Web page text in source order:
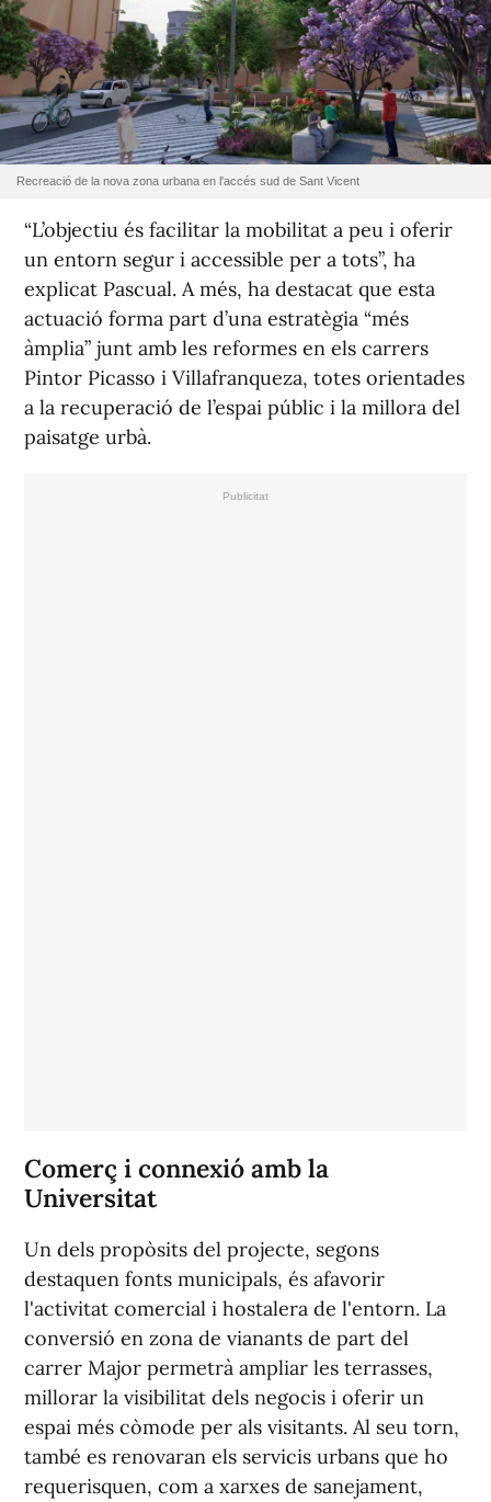
Recreació de la nova zona urbana en l'accés sud de Sant Vicent
“L’objectiu és facilitar la mobilitat a peu i oferir
un entorn segur i accessible per a tots”, ha
explicat Pascual. A més, ha destacat que esta
actuació forma part d’una estratègia “més
àmplia” junt amb les reformes en els carrers
Pintor Picasso i Villafranqueza, totes orientades
a la recuperació de l’espai públic i la millora del
paisatge urbà.
Comerç i connexió amb la
Universitat
Un dels propòsits del projecte, segons
destaquen fonts municipals, és afavorir
l'activitat comercial i hostalera de l'entorn. La
conversió en zona de vianants de part del
carrer Major permetrà ampliar les terrasses,
millorar la visibilitat dels negocis i oferir un
espai més còmode per als visitants. Al seu torn,
també es renovaran els servicis urbans que ho
requerisquen, com a xarxes de sanejament,